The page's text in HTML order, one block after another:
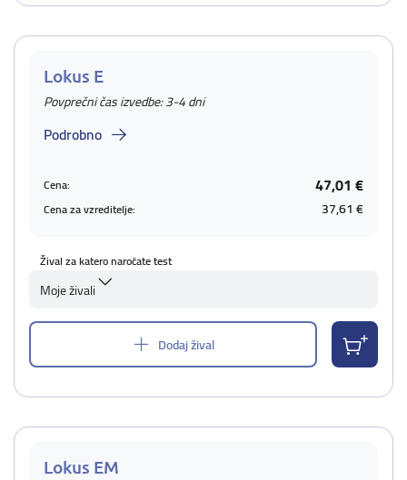
Lokus E
Povprečni čas izvedbe: 3-4 dni
Podrobno
Cena: 47,01 €
Cena za vzreditelje: 37,61 €
Žival za katero naročate test
Moje živali
Dodaj žival
Lokus EM